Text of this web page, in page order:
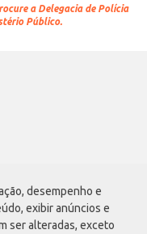
desempenho e
exibir anúncios e
ser alteradas, exceto
a Delegacia de Polícia
Público.
Maria, São Paulo - SP | CEP
0001-09